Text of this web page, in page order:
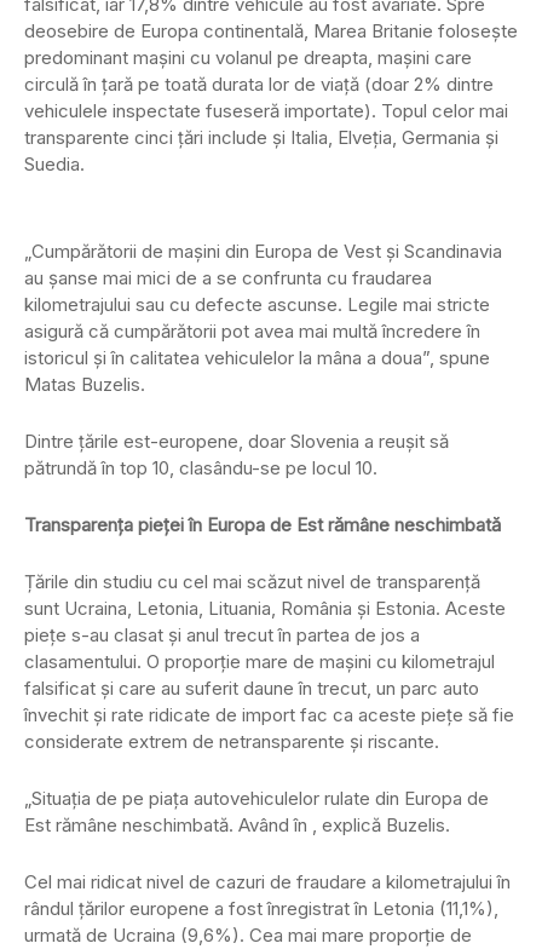
falsificat, iar 17,8% dintre vehicule au fost avariate. Spre
deosebire de Europa continentală, Marea Britanie folosește
predominant mașini cu volanul pe dreapta, mașini care
circulă în țară pe toată durata lor de viață (doar 2% dintre
vehiculele inspectate fuseseră importate). Topul celor mai
transparente cinci țări include și Italia, Elveția, Germania și
Suedia.
„Cumpărătorii de mașini din Europa de Vest și Scandinavia
au șanse mai mici de a se confrunta cu fraudarea
kilometrajului sau cu defecte ascunse. Legile mai stricte
asigură că cumpărătorii pot avea mai multă încredere în
istoricul și în calitatea vehiculelor la mâna a doua”, spune
Matas Buzelis.
Dintre țările est-europene, doar Slovenia a reușit să
pătrundă în top 10, clasându-se pe locul 10.
Transparența pieței în Europa de Est rămâne neschimbată
Țările din studiu cu cel mai scăzut nivel de transparență
sunt Ucraina, Letonia, Lituania, România și Estonia. Aceste
piețe s-au clasat și anul trecut în partea de jos a
clasamentului. O proporție mare de mașini cu kilometrajul
falsificat și care au suferit daune în trecut, un parc auto
învechit și rate ridicate de import fac ca aceste piețe să fie
considerate extrem de netransparente și riscante.
„Situația de pe piața autovehiculelor rulate din Europa de
Est rămâne neschimbată. Având în , explică Buzelis.
Cel mai ridicat nivel de cazuri de fraudare a kilometrajului în
rândul țărilor europene a fost înregistrat în Letonia (11,1%),
urmată de Ucraina (9,6%). Cea mai mare proporție de